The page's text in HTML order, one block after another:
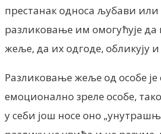
престанак односа љубави
разликовање им омогућује да
жеље, да их одгоде, обликују
Разликовање жеље од особе је
емоционално зреле особе,
у себи још носе оно